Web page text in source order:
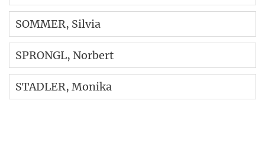
SOMMER, Silvia
SPRONGL, Norbert
STADLER, Monika